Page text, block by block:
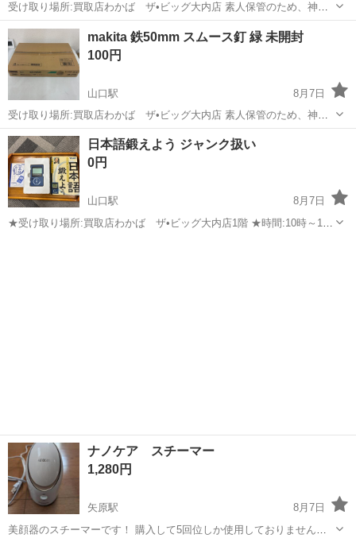
受け取り場所:買取店わかば ザ•ビッグ大内店 素人保管のため、神経
質な方はご遠慮ください。
山口 山口市 山口駅
makita 鉄50mm スムース釘 緑 未開封
100円
山口駅
8月7日
受け取り場所:買取店わかば ザ•ビッグ大内店 素人保管のため、神経
質な方はご遠慮ください。
山口 山口市 山口駅 その他
日本語鍛えよう ジャンク扱い
0円
山口駅
8月7日
★受け取り場所:買取店わかば ザ•ビッグ大内店1階 ★時間:10時～19
ナノケア スチーマー
1,280円
矢原駅
8月7日
美顔器のスチーマーです！ 購入して5回位しか使用しておりません。